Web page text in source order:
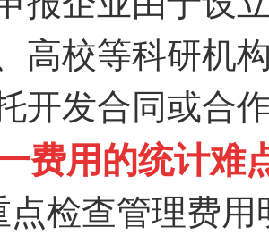
高校等科研机
开发合同或合
费用的统计难
点检查管理费